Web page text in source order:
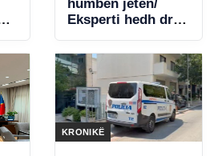
humbën jetën/
Eksperti hedh dritë
tragjik: Diçka e
shpërqendroi
shoferin
KRONIKË